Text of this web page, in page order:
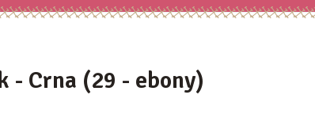
- Crna (29 - ebony)